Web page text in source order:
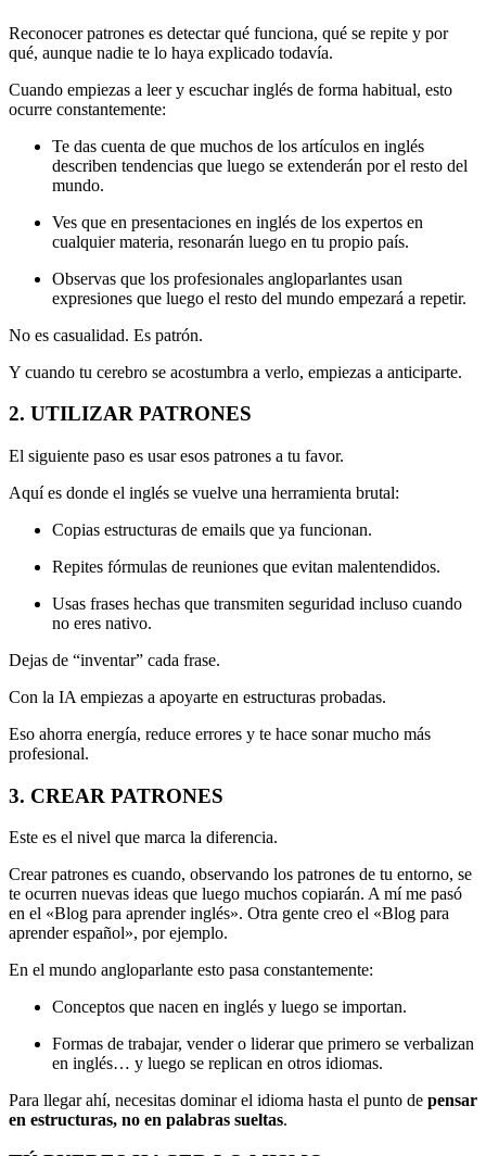
Reconocer patrones es detectar qué funciona, qué se repite y por
qué, aunque nadie te lo haya explicado todavía.
Cuando empiezas a leer y escuchar inglés de forma habitual, esto
ocurre constantemente:
Te das cuenta de que muchos de los artículos en inglés
describen tendencias que luego se extenderán por el resto del
mundo.
Ves que en presentaciones en inglés de los expertos en
cualquier materia, resonarán luego en tu propio país.
Observas que los profesionales angloparlantes usan
expresiones que luego el resto del mundo empezará a repetir.
No es casualidad. Es patrón.
Y cuando tu cerebro se acostumbra a verlo, empiezas a anticiparte.
2. UTILIZAR PATRONES
El siguiente paso es usar esos patrones a tu favor.
Aquí es donde el inglés se vuelve una herramienta brutal:
Copias estructuras de emails que ya funcionan.
Repites fórmulas de reuniones que evitan malentendidos.
Usas frases hechas que transmiten seguridad incluso cuando
no eres nativo.
Dejas de “inventar” cada frase.
Con la IA empiezas a apoyarte en estructuras probadas.
Eso ahorra energía, reduce errores y te hace sonar mucho más
profesional.
3. CREAR PATRONES
Este es el nivel que marca la diferencia.
Crear patrones es cuando, observando los patrones de tu entorno, se
te ocurren nuevas ideas que luego muchos copiarán. A mí me pasó
en el «Blog para aprender inglés». Otra gente creo el «Blog para
aprender español», por ejemplo.
En el mundo angloparlante esto pasa constantemente:
Conceptos que nacen en inglés y luego se importan.
Formas de trabajar, vender o liderar que primero se verbalizan
en inglés… y luego se replican en otros idiomas.
Para llegar ahí, necesitas dominar el idioma hasta el punto de pensar
en estructuras, no en palabras sueltas.